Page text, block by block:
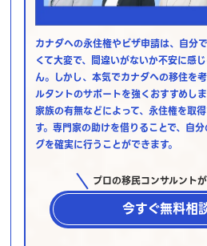
カナダへの永住権やビザ申請は、自分
くて大変で、間違いがないか不安に感
ん。しかし、本気でカナダへの移住を
ルタントのサポートを強くおすすめし
家族の有無などによって、永住権を取
す。専門家の助けを借りることで、自
グを確実に行うことができます。
プロの移民コンサルント
今すぐ無料相